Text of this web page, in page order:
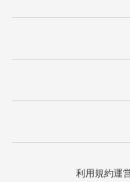
利用規約運